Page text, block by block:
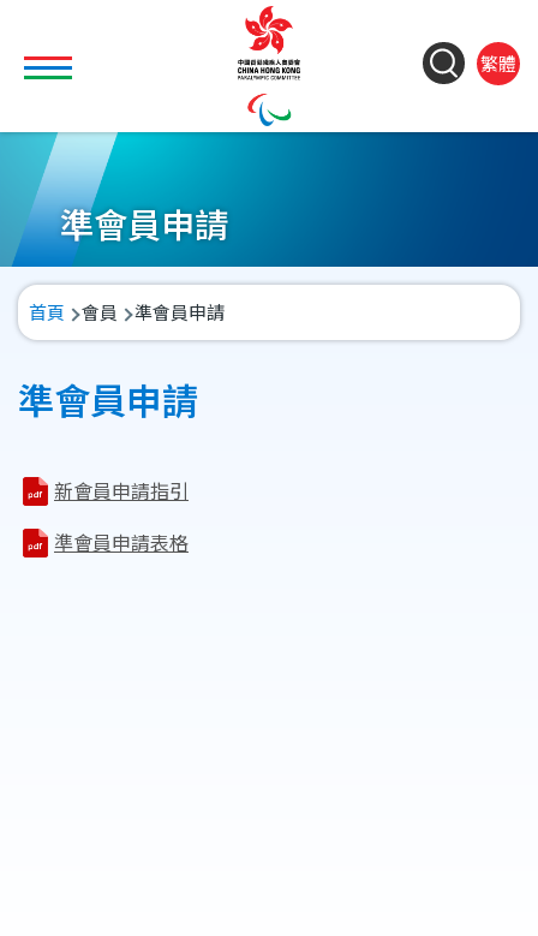
&
Font
繁體
Toggle main menu visibility
準會員申請
導
航
連
結
首頁 會員 準會員申請
準會員申請
新會員申請指引
準會員申請表格